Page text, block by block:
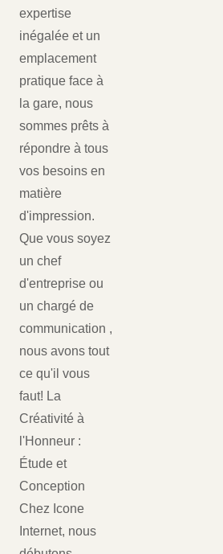
expertise
inégalée et un
emplacement
pratique face à
la gare, nous
sommes prêts à
répondre à tous
vos besoins en
matière
d'impression.
Que vous soyez
un chef
d'entreprise ou
un chargé de
communication ,
nous avons tout
ce qu'il vous
faut! La
Créativité à
l'Honneur :
Étude et
Conception
Chez Icone
Internet, nous